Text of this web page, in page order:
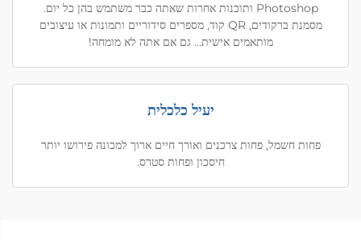
Photoshop ותוכנות אחרות שאתה כבר משתמש בהן כל יום.
מסמנת ברקודים, QR קוד, מספרים סידוריים ותמונות או עיצובים
מותאמים אישית... גם אם אתה לא מומחה!
יעיל כלכלית
פחות חשמל, פחות צרכנים ואורך חיים ארוך למכונה פירושו יותר
חיסכון ופחות סטרס.